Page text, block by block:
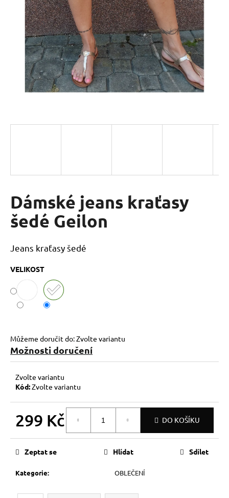
Dámské jeans kraťasy
šedé Geilon
Jeans kraťasy šedé
VELIKOST
Můžeme doručit do:Zvolte variantu
Možnosti doručení
Zvolte variantu
Kód:Zvolte variantu
299 Kč DO KOŠÍKU
Kategorie: OBLEČENÍ
Zeptat se Hlídat Sdílet
o
o
r
u
č
u
j
e
m
e